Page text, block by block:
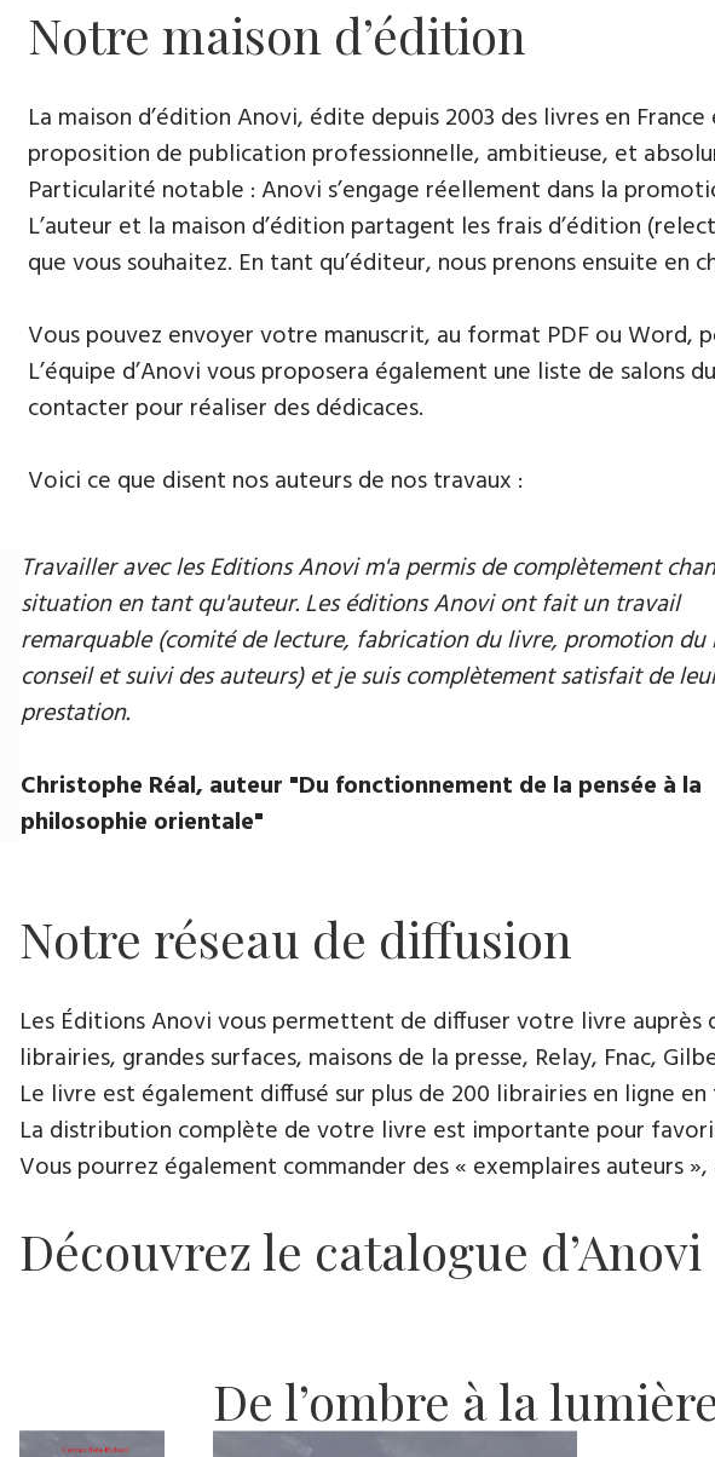
Notre maison d’édition
La maison d’édition Anovi, édite depuis 2003 des livres en
proposition de publication professionnelle, ambitieuse, et
Particularité notable : Anovi s’engage réellement dans la
L’auteur et la maison d’édition partagent les frais d’édition
que vous souhaitez. En tant qu’éditeur, nous prenons ensuite
Vous pouvez envoyer votre manuscrit, au format PDF ou Word,
L’équipe d’Anovi vous proposera également une liste de
contacter pour réaliser des dédicaces.
Voici ce que disent nos auteurs de nos travaux :
Travailler avec les Editions Anovi m'a permis de complètement
situation en tant qu'auteur. Les éditions Anovi ont fait un travail
remarquable (comité de lecture, fabrication du livre, promotion du
conseil et suivi des auteurs) et je suis complètement satisfait de
prestation.
Christophe Réal, auteur ​"Du fonctionnement de la pensée à la
philosophie orientale"
Notre réseau de diffusion
Les Éditions Anovi vous permettent de diffuser votre livre
librairies, grandes surfaces, maisons de la presse, Relay, Fnac,
Le livre est également diffusé sur plus de 200 librairies en ligne
La distribution complète de votre livre est importante pour
Vous pourrez également commander des « exemplaires auteurs
Découvrez le catalogue d’Anovi
De l’ombre à la